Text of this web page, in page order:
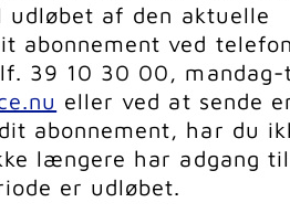
af den aktuelle
abonnement ved
39 10 30 00, mandag-
eller ved at sende
abonnement, har du
længere har adgang
er udløbet.